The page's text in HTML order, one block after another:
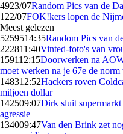
4923/07Random Pics van de
1 22/07FOK!kers lopen de
Meest gelezen
5259514:35Random Pics van
222811:40Vinted-foto's van
159112:15Doorwerken na
moet werken na je 67e de norm
148312:52Hackers roven
miljoen dollar
142509:07Dirk sluit
agressie
134009:47Van den Brink zet